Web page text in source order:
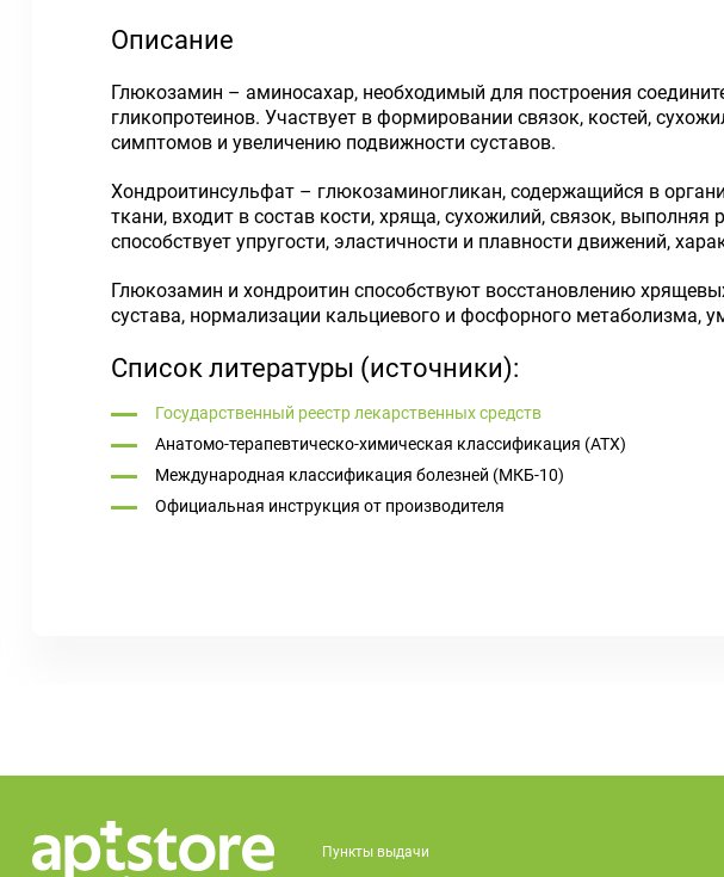
Описание
Глюкозамин – аминосахар, необходимый для построения
гликопротеинов. Участвует в формировании связок, костей,
симптомов и увеличению подвижности суставов.
Хондроитинсульфат – глюкозаминогликан, содержащийся в
ткани, входит в состав кости, хряща, сухожилий, связок,
способствует упругости, эластичности и плавности движений,
Глюкозамин и хондроитин способствуют восстановлению
сустава, нормализации кальциевого и фосфорного метаболизма,
Список литературы (источники):
Государственный реестр лекарственных средств
Анатомо-терапевтическо-химическая классификация (ATX)
Международная классификация болезней (МКБ-10)
Официальная инструкция от производителя
Пункты выдачи